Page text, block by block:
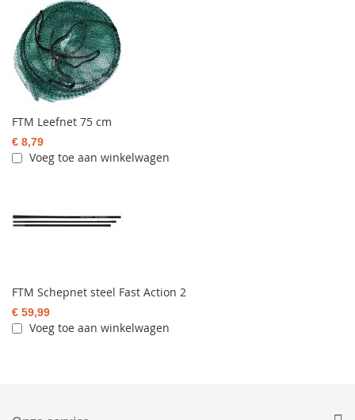
FTM Leefnet 75 cm
€ 8,79
Voeg toe aan winkelwagen
FTM Schepnet steel Fast Action 2
€ 59,99
Voeg toe aan winkelwagen